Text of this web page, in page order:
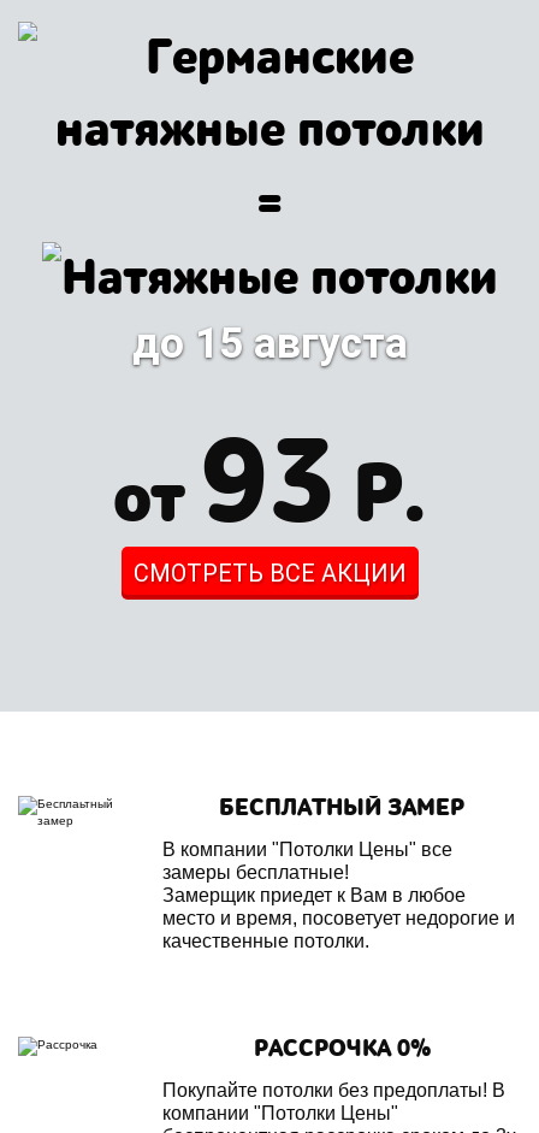
=
до 15 августа
от 93 Р.
СМОТРЕТЬ ВСЕ АКЦИИ
БЕСПЛАТНЫЙ ЗАМЕР
В компании "Потолки Цены" все
замеры бесплатные!
Замерщик приедет к Вам в любое
место и время, посоветует недорогие и
качественные потолки.
РАССРОЧКА 0%
Покупайте потолки без предоплаты! В
компании "Потолки Цены"